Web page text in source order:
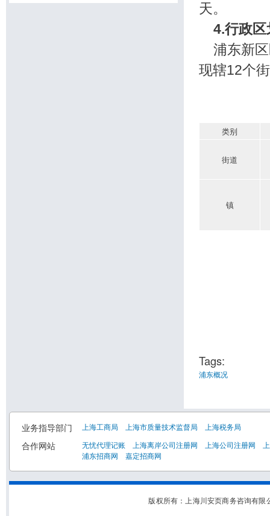
天。
4.行政区
浦东新区
现辖12个
类别
街道
镇
Tags:
浦东概况
业务指导部门 上海工商局 上海市质量技术监督局 上海税务局
合作网站 无忧代理记账 上海离岸公司注册网 上海公司注册网
浦东招商网
嘉定招商网
版权所有：上海川安页商务咨询有